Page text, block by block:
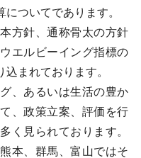
ついてであります。
方針、通称骨太の方針
エルビーイング指標の
まれております。
、あるいは生活の豊か
、政策立案、評価を行
く見られております。
本、群馬、富山ではそ